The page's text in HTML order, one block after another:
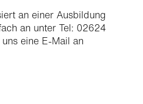
an einer Ausbildung
an unter Tel: 02624
eine E-Mail an